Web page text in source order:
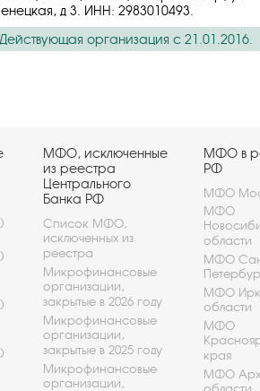
д 3. ИНН: 2983010493
Действующая организация с 21.01.2016.
МФО, исключенные
из реестра
Центрального
Банка РФ
Список МФО,
исключенных из
реестра
Микрофинансовые
организации,
закрытые в 2026 году
Микрофинансовые
организации,
закрытые в 2025 году
Микрофинансовые
организации,
МФО в
РФ
МФО
МФО
области
МФО
МФО
области
МФО
края
МФО